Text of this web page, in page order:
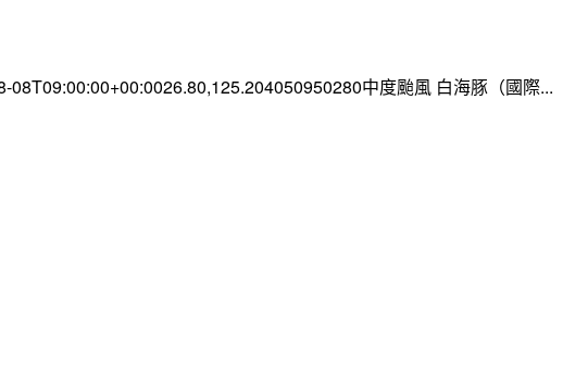
中度颱風 白海豚（國際...